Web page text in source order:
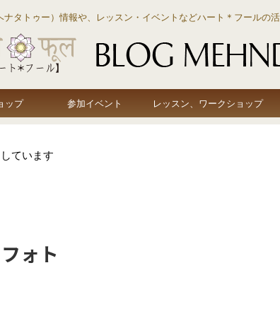
ナタトゥー）情報や、レッスン・イベントなどハート＊フールの
ップ 参加イベント レッスン、ワークショップ
ています
ォト